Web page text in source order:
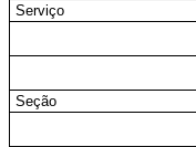
Serviço
Seção